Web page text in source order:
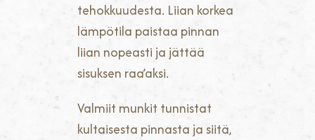
tehokkuudesta. Liian korkea
lämpötila paistaa pinnan
liian nopeasti ja jättää
sisuksen raa’aksi.
Valmiit munkit tunnistat
kultaisesta pinnasta ja siitä,